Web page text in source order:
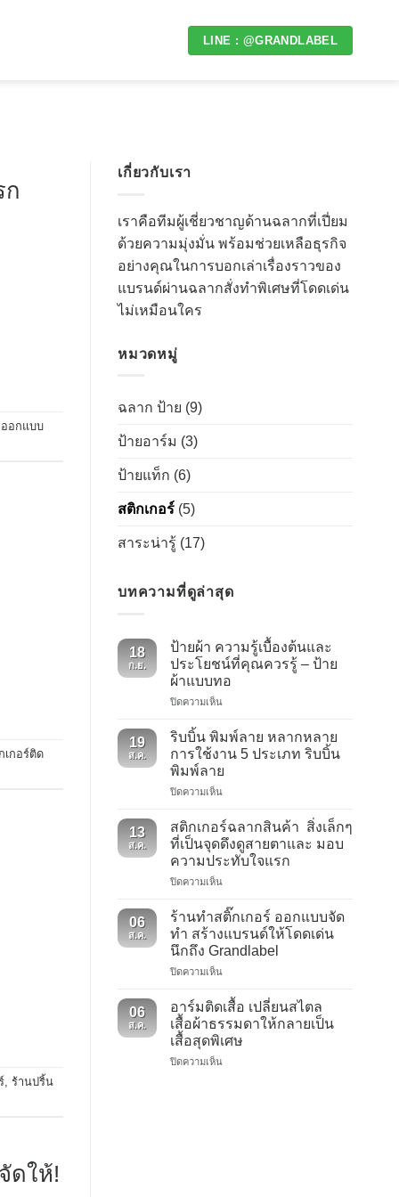
LINE : @GRANDLABEL
ก
ออกแบบ
เกอร์ติด
, ร้านปริ้น
ดให้!
เกี่ยวกับเรา
เราคือทีมผู้เชี่ยวชาญด้านฉลากที่เปี่ยม
ด้วยความมุ่งมั่น พร้อมช่วยเหลือธุรกิจ
อย่างคุณในการบอกเล่าเรื่องราวของ
แบรนด์ผ่านฉลากสั่งทำพิเศษที่โดดเด่น
ไม่เหมือนใคร
หมวดหมู่
ฉลาก ป้าย (9)
ป้ายอาร์ม (3)
ป้ายแท็ก (6)
สติกเกอร์ (5)
สาระน่ารู้ (17)
บทความที่ดูล่าสุด
18
ก.ย.
ป้ายผ้า ความรู้เบื้องต้นและ
ประโยชน์ที่คุณควรรู้ – ป้าย
ผ้าแบบทอ
ปิดความเห็น
ความ
รู้
เบื้อง
ต้น
ประโยชน์
ที่
คุณ
ควร
รู้
ป้าย
ทอ
19
ส.ค.
ริบบิ้น พิมพ์ลาย หลากหลาย
การใช้งาน 5 ประเภท ริบบิ้น
พิมพ์ลาย
ปิดความเห็น
พิมพ์
ลาย
หลาก
หลาย
การ
งาน
ประเภท
ริบบิ้น
พิมพ์
13
ส.ค.
สติกเกอร์ฉลากสินค้า สิ่งเล็กๆ
ที่เป็นจุดดึงดูสายตาและ มอบ
ความประทับใจแรก
ปิดความเห็น
ก
ฉลาก
สินค้า
สิ่ง
ที่
จุด
ดึง
ดู
06
ส.ค.
ร้านทำสติ๊กเกอร์ ออกแบบจัด
ทำ สร้างแบรนด์ให้โดดเด่น
นึกถึง Grandlabel
ปิดความเห็น
ทำ
สติ๊กเกอร์
ออกแบบ
จัด
ทำ
06
ส.ค.
อาร์มติดเสื้อ เปลี่ยนสไตล
เสื้อผ้าธรรมดาให้กลายเป็น
เสื้อสุดพิเศษ
ปิดความเห็น